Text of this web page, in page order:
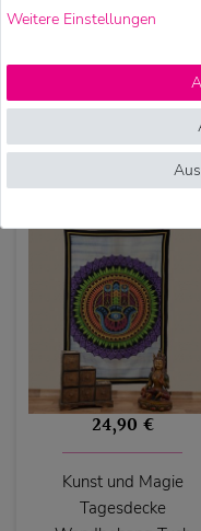
Tagesdecke
Wandbehang Deko
Elefant Meditation UV
Aktiv ca. 200 x 230
24,90 €
Kunst und Magie
Tagesdecke
Weitere Einstellungen